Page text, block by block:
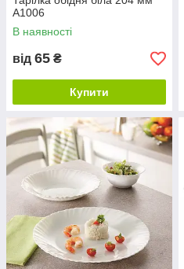
A1006
В наявності
від 65 ₴
Купити